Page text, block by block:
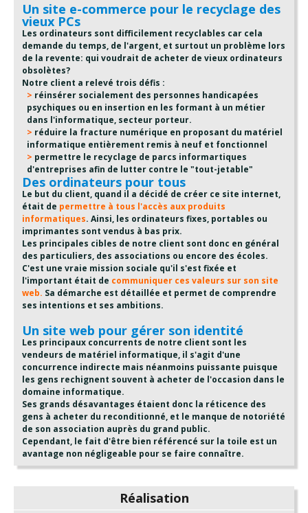
Un site e-commerce pour le recyclage des
vieux PCs
Les ordinateurs sont difficilement recyclables car cela
demande du temps, de l'argent, et surtout un problème lors
de la revente: qui voudrait de acheter de vieux ordinateurs
obsolètes?
Notre client a relevé trois défis :
réinsérer socialement des personnes handicapées
psychiques ou en insertion en les formant à un métier
dans l'informatique, secteur porteur.
réduire la fracture numérique en proposant du matériel
informatique entièrement remis à neuf et fonctionnel
permettre le recyclage de parcs informartiques
d'entreprises afin de lutter contre le "tout-jetable"
Des ordinateurs pour tous
Le but du client, quand il a décidé de créer ce site internet,
était de permettre à tous l'accès aux produits
informatiques. Ainsi, les ordinateurs fixes, portables ou
imprimantes sont vendus à bas prix.
Les principales cibles de notre client sont donc en général
des particuliers, des associations ou encore des écoles.
C'est une vraie mission sociale qu'il s'est fixée et
l'important était de communiquer ces valeurs sur son site
web. Sa démarche est détaillée et permet de comprendre
ses intentions et ses ambitions.
Un site web pour gérer son identité
Les principaux concurrents de notre client sont les
vendeurs de matériel informatique, il s'agit d'une
concurrence indirecte mais néanmoins puissante puisque
les gens rechignent souvent à acheter de l'occasion dans le
domaine informatique.
Ses grands désavantages étaient donc la réticence des
gens à acheter du reconditionné, et le manque de notoriété
de son association auprès du grand public.
Cependant, le fait d'être bien référencé sur la toile est un
avantage non négligeable pour se faire connaître.
Réalisation